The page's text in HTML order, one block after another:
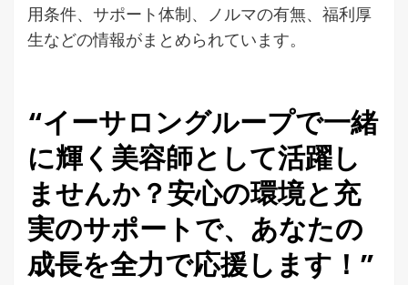
用条件、サポート体制、ノルマの有無、福利厚
生などの情報がまとめられています。
“イーサロングループで一緒
に輝く美容師として活躍し
ませんか？安心の環境と充
実のサポートで、あなたの
成長を全力で応援します！”